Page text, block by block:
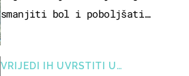
smanjiti bol i poboljšati
VRIJEDI IH UVRSTITI U